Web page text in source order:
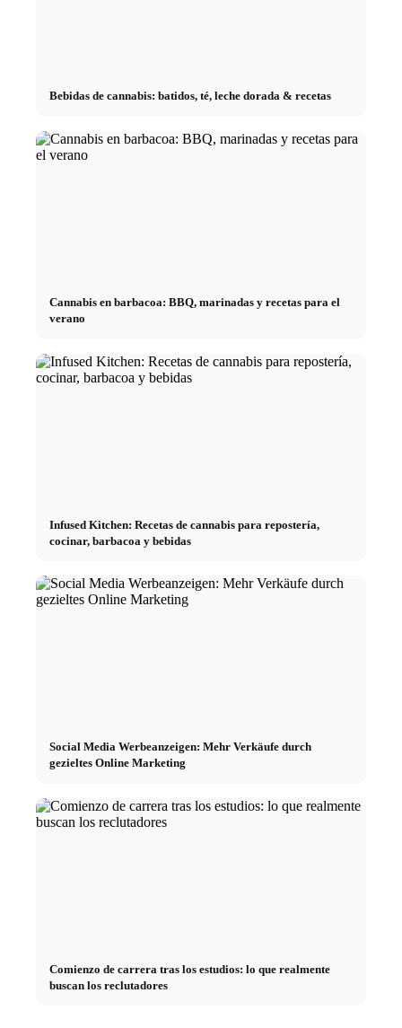
Bebidas de cannabis: batidos, té, leche dorada & recetas
Cannabis en barbacoa: BBQ, marinadas y recetas para el
verano
Infused Kitchen: Recetas de cannabis para repostería,
cocinar, barbacoa y bebidas
Social Media Werbeanzeigen: Mehr Verkäufe durch
gezieltes Online Marketing
Comienzo de carrera tras los estudios: lo que realmente
buscan los reclutadores